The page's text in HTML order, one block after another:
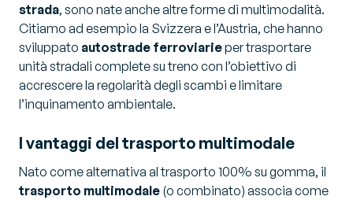
strada, sono nate anche altre forme di multimodalità.
Citiamo ad esempio la Svizzera e l’Austria, che hanno
sviluppato autostrade ferroviarieper trasportare
unità stradali complete su treno con l’obiettivo di
accrescere la regolarità degli scambi e limitare
l’inquinamento ambientale.
I vantaggi del trasporto multimodale
Nato come alternativa al trasporto 100% su gomma, il
trasporto multimodale (o combinato) associa come